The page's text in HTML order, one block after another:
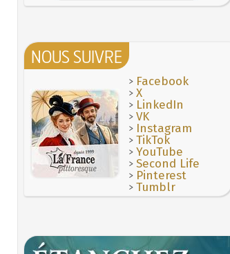
NOUS SUIVRE
> Facebook
>X
> LinkedIn
>VK
> Instagram
>TikTok
>YouTube
>Second Life
> Pinterest
>Tumblr